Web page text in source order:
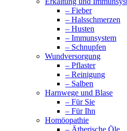
– Fieber
– Halsschmerzen
– Husten
– Immunsystem
– Schnupfen
Wundversorgung
– Pflaster
– Reinigung
– Salben
Harnwege und Blase
– Für Sie
– Für Ihn
Homöopathie
– Ätherische Öle